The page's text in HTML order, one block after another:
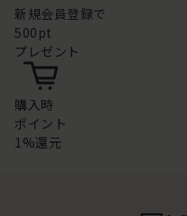
新規会員登録で
500pt
プレゼント
購入時
ポイント
1%還元